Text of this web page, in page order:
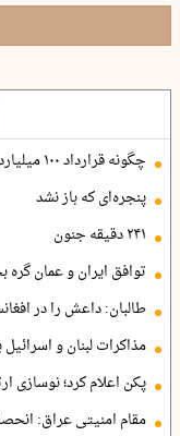
چگونه قرارداد ۱۰۰ میلیاردی با ۱۰۰ میلیون تومان دود شد؟ حراج ستاره
پنجره‌ای که باز نشد
۲۴۱ دقیقه جنون
توافق ایران و عمان گره
طالبان: داعش را در
مذاکرات لبنان و
پکن اعلام کرد؛ نوسازی
مقام امنیتی عراق: